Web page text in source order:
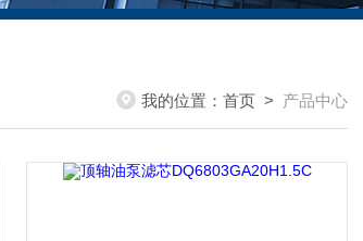
我的位置： 首页 > 产品中心